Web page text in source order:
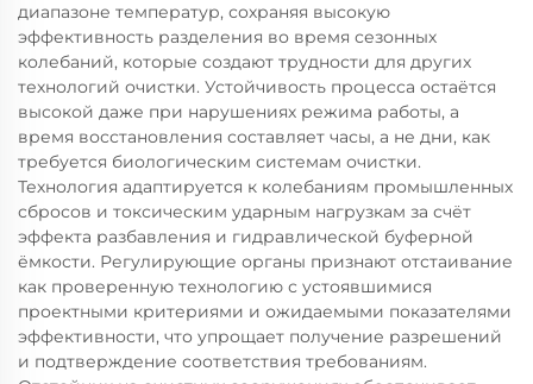
диапазоне температур, сохраняя высокую
эффективность разделения во время сезонных
колебаний, которые создают трудности для других
технологий очистки. Устойчивость процесса остаётся
высокой даже при нарушениях режима работы, а
время восстановления составляет часы, а не дни, как
требуется биологическим системам очистки.
Технология адаптируется к колебаниям промышленных
сбросов и токсическим ударным нагрузкам за счёт
эффекта разбавления и гидравлической буферной
ёмкости. Регулирующие органы признают отстаивание
как проверенную технологию с устоявшимися
проектными критериями и ожидаемыми показателями
эффективности, что упрощает получение разрешений
и подтверждение соответствия требованиям.